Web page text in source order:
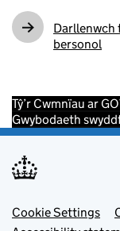
Darllenwch
bersonol
Tŷ’r Cwmnïau ar
Gwybodaeth
Footer
Cookie Settings